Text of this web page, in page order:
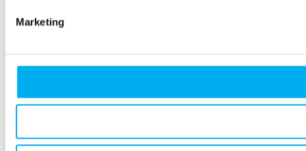
Marketing